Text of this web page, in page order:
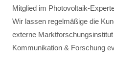
Mitglied im Photovoltaik-
Wir lassen regelmäßige die
externe
Kommunikation & Forschung